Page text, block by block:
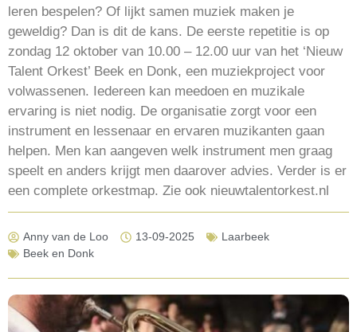
leren bespelen? Of lijkt samen muziek maken je
geweldig? Dan is dit de kans. De eerste repetitie is op
zondag 12 oktober van 10.00 – 12.00 uur van het ‘Nieuw
Talent Orkest’ Beek en Donk, een muziekproject voor
volwassenen. Iedereen kan meedoen en muzikale
ervaring is niet nodig. De organisatie zorgt voor een
instrument en lessenaar en ervaren muzikanten gaan
helpen. Men kan aangeven welk instrument men graag
speelt en anders krijgt men daarover advies. Verder is er
een complete orkestmap. Zie ook nieuwtalentorkest.nl
Anny van de Loo 13-09-2025
Laarbeek
Beek en Donk